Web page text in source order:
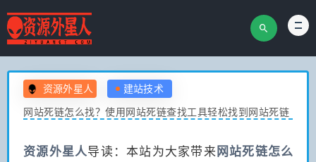
资源外星人
建站技术
网站死链怎么找？使用网站死链查找工具轻松找到网站死链
资源外星人导读：本站为大家带来 网站死链怎么